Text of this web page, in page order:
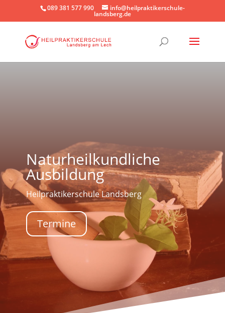
089 381 577 990 info@heilpraktikerschule-
landsberg.de
Naturheilkundliche
Ausbildung
Heilpraktikerschule Landsberg
Termine